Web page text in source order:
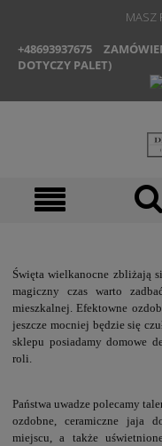
MASZ
+48693937675
DOTYCZY PALET)
Święta wielkanocne zbliżają
magiczny czas warto
mieszkalnej. Efektowne
jeszcze mocniej będzie się
sklepu posiadamy domowe
roli.
Państwa uwadze polecamy
ozdobne, ceramiczne jaja
miejscu, a także